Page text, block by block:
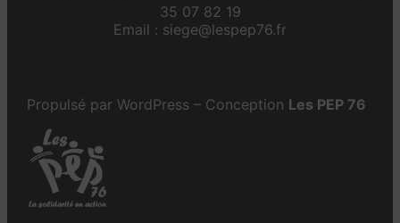
35 07 82 19
Email : siege@lespep76.fr
Propulsé par WordPress – Conception Les PEP 76